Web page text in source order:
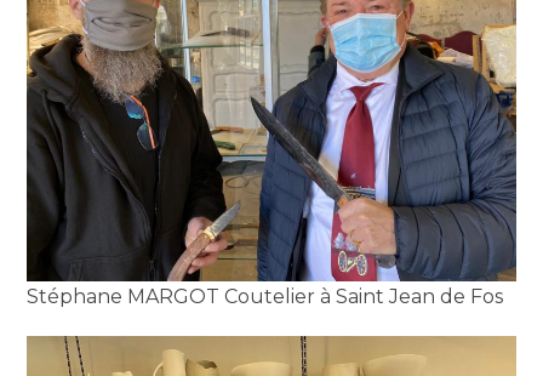
Stéphane MARGOT Coutelier à Saint Jean de Fos